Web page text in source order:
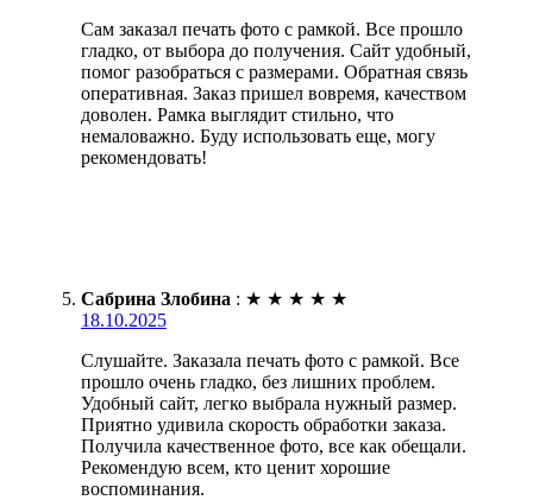
Сам заказал печать фото с рамкой. Все прошло
гладко, от выбора до получения. Сайт удобный,
помог разобраться с размерами. Обратная связь
оперативная. Заказ пришел вовремя, качеством
доволен. Рамка выглядит стильно, что
немаловажно. Буду использовать еще, могу
рекомендовать!
Сабрина Злобина : ★ ★ ★ ★ ★
18.10.2025
Слушайте. Заказала печать фото с рамкой. Все
прошло очень гладко, без лишних проблем.
Удобный сайт, легко выбрала нужный размер.
Приятно удивила скорость обработки заказа.
Получила качественное фото, все как обещали.
Рекомендую всем, кто ценит хорошие
воспоминания.